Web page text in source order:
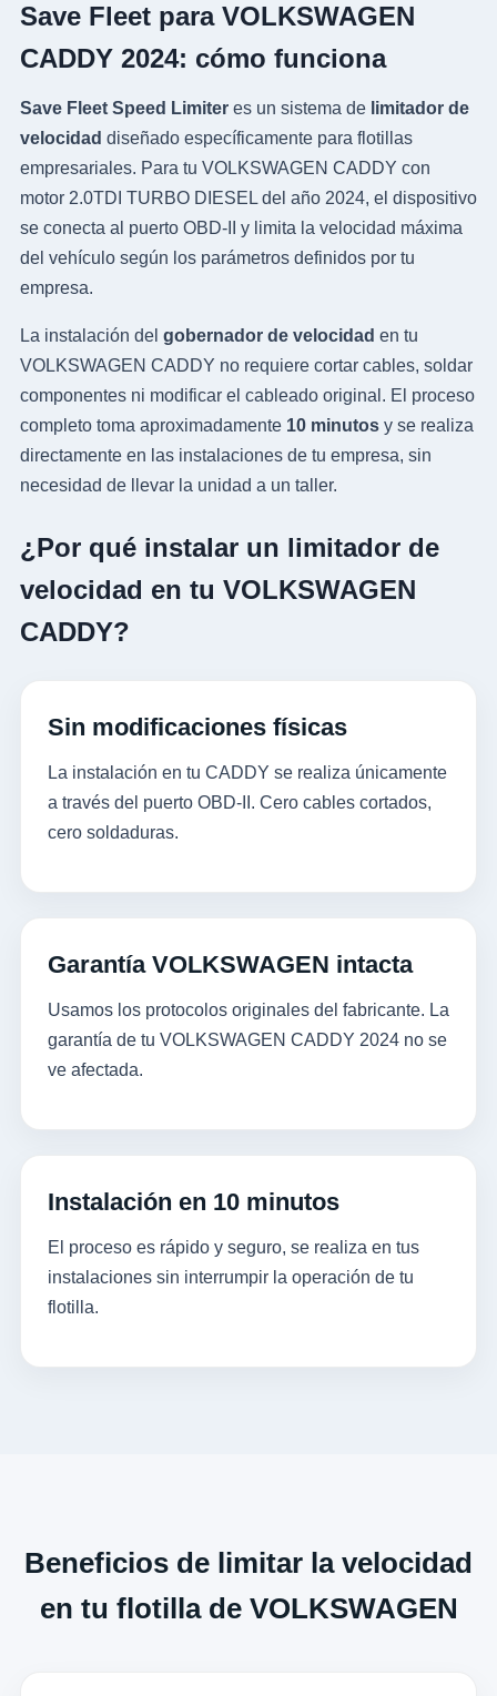
Save Fleet para VOLKSWAGEN
CADDY 2024: cómo funciona
Save Fleet Speed Limiteres un sistema de limitador de
velocidad diseñado específicamente para flotillas
empresariales. Para tu VOLKSWAGEN CADDY con
motor 2.0TDI TURBO DIESEL del año 2024, el dispositivo
se conecta al puerto OBD-II y limita la velocidad máxima
del vehículo según los parámetros definidos por tu
empresa.
La instalación del gobernador de velocidad en tu
VOLKSWAGEN CADDY no requiere cortar cables, soldar
componentes ni modificar el cableado original. El proceso
completo toma aproximadamente 10 minutosy se realiza
directamente en las instalaciones de tu empresa, sin
necesidad de llevar la unidad a un taller.
¿Por qué instalar un limitador de
velocidad en tu VOLKSWAGEN
CADDY?
Sin modificaciones físicas
La instalación en tu CADDY se realiza únicamente
a través del puerto OBD-II. Cero cables cortados,
cero soldaduras.
Garantía VOLKSWAGEN intacta
Usamos los protocolos originales del fabricante. La
garantía de tu VOLKSWAGEN CADDY 2024 no se
ve afectada.
Instalación en 10 minutos
El proceso es rápido y seguro, se realiza en tus
instalaciones sin interrumpir la operación de tu
flotilla.
Beneficios de limitar la velocidad
en tu flotilla de VOLKSWAGEN